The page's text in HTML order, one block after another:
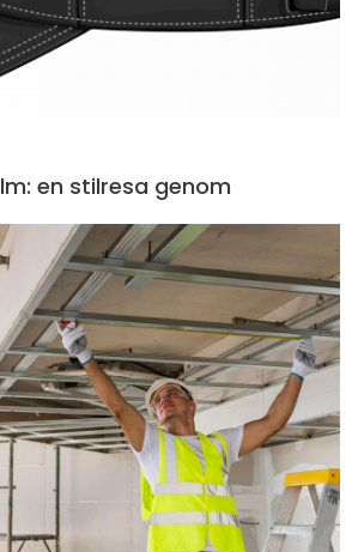
en stilresa genom